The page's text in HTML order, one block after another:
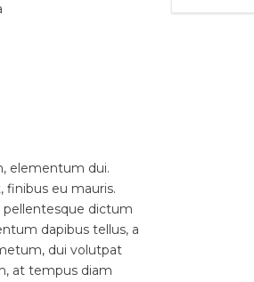
elementum dui.
finibus eu mauris.
pellentesque dictum
dapibus tellus, a
dui volutpat
at tempus diam